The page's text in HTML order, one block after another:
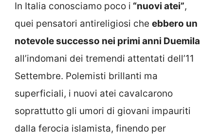
In Italia conosciamo poco i “nuovi atei”,
quei pensatori antireligiosi che ebbero un
notevole successo nei primi anni Duemila
all’indomani dei tremendi attentati dell’11
Settembre. Polemisti brillanti ma
superficiali, i nuovi atei cavalcarono
soprattutto gli umori di giovani impauriti
dalla ferocia islamista, finendo per